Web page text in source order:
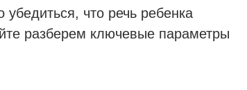
что речь ребенка
разберем ключевые параметры